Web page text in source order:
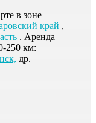
в зоне
край ,
. Аренда
250 км:
др.